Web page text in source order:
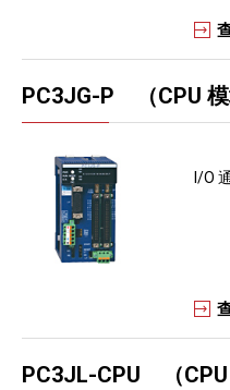
PC3JG-P （CPU 模
I/O
PC3JL-CPU （CPU